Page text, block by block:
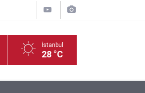
İstanbul
28 °C